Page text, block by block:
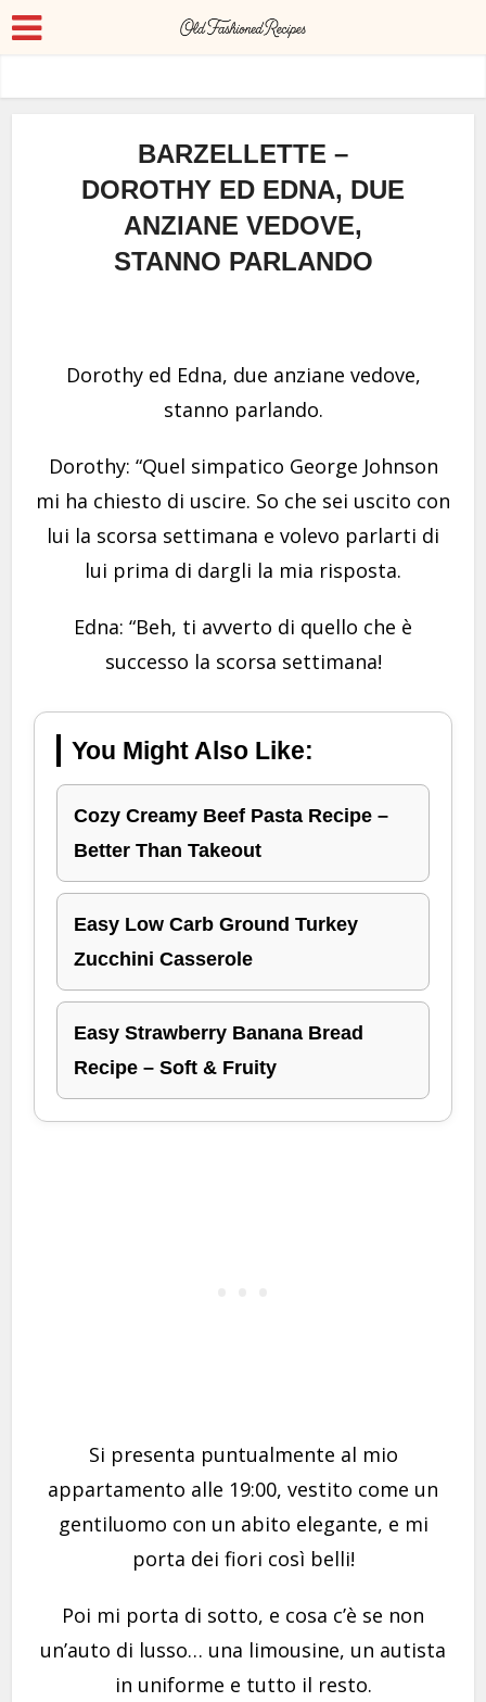
BARZELLETTE –
DOROTHY ED EDNA, DUE
ANZIANE VEDOVE,
STANNO PARLANDO
Dorothy ed Edna, due anziane vedove,
stanno parlando.
Dorothy: “Quel simpatico George Johnson
mi ha chiesto di uscire. So che sei uscito con
lui la scorsa settimana e volevo parlarti di
lui prima di dargli la mia risposta.
Edna: “Beh, ti avverto di quello che è
successo la scorsa settimana!
You Might Also Like:
Cozy Creamy Beef Pasta Recipe –
Better Than Takeout
Easy Low Carb Ground Turkey
Zucchini Casserole
Easy Strawberry Banana Bread
Recipe – Soft & Fruity
Si presenta puntualmente al mio
appartamento alle 19:00, vestito come un
gentiluomo con un abito elegante, e mi
porta dei fiori così belli!
Poi mi porta di sotto, e cosa c’è se non
un’auto di lusso… una limousine, un autista
in uniforme e tutto il resto.